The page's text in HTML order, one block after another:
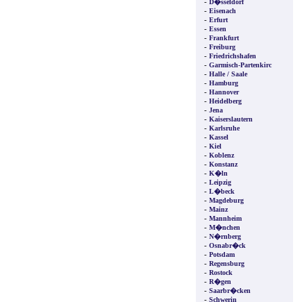
D�sseldorf
- Eisenach
- Erfurt
- Essen
- Frankfurt
- Freiburg
- Friedrichshafen
- Garmisch-Partenkirc
- Halle / Saale
- Hamburg
- Hannover
- Heidelberg
- Jena
- Kaiserslautern
- Karlsruhe
- Kassel
- Kiel
- Koblenz
- Konstanz
- K�ln
- Leipzig
- L�beck
- Magdeburg
- Mainz
- Mannheim
- M�nchen
- N�rnberg
- Osnabr�ck
- Potsdam
- Regensburg
- Rostock
- R�gen
- Saarbr�cken
- Schwerin